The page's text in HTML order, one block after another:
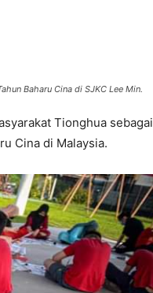
Baharu Cina di SJKC Lee Min.
Tionghua sebagai
Cina di Malaysia.